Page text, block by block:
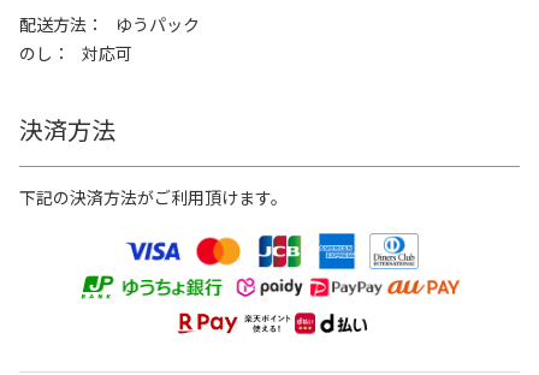
配送方法
ゆうパック
のし
対応可
決済方法
下記の決済方法がご利用頂けます。